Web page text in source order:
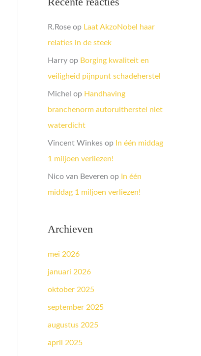
R.Rose op Laat AkzoNobel haar
relaties in de steek
Harry op Borging kwaliteit en
veiligheid pijnpunt schadeherstel
Michel op Handhaving
branchenorm autoruitherstel niet
waterdicht
Vincent Winkes op In één middag
1 miljoen verliezen!
Nico van Beveren op In één
middag 1 miljoen verliezen!
Archieven
mei 2026
januari 2026
oktober 2025
september 2025
augustus 2025
april 2025